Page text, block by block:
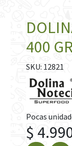
400
SKU: 12821
Pocas
$